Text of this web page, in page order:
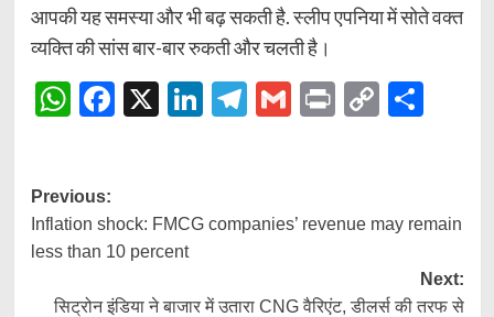
आपकी यह समस्या और भी बढ़ सकती है. स्लीप एपनिया में सोते वक्त
व्यक्ति की सांस बार-बार रुकती और चलती है।
WhatsApp
Facebook
X LinkedIn
Telegram
Gmail
Print
Copy
Post
navigation
Previous:
Inflation shock: FMCG companies’ revenue may remain
less than 10 percent
Next:
सिट्रोन इंडिया ने बाजार में उतारा CNG वैरिएंट, डीलर्स की तरफ से